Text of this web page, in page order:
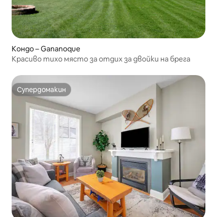
Кондо – Gananoque
Красиво тихо място за отдих за двойки на брега
Супердомакин
Супердомакин